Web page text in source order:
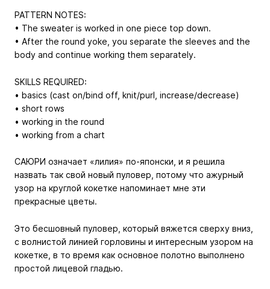
PATTERN NOTES:
• The sweater is worked in one piece top down.
• After the round yoke, you separate the sleeves and the
body and continue working them separately.
SKILLS REQUIRED:
• basics (cast on/bind off, knit/purl, increase/decrease)
• short rows
• working in the round
• working from a chart
САЮРИ означает «лилия» по-японски, и я решила
назвать так свой новый пуловер, потому что ажурный
узор на круглой кокетке напоминает мне эти
прекрасные цветы.
Это бесшовный пуловер, который вяжется сверху вниз,
с волнистой линией горловины и интересным узором на
кокетке, в то время как основное полотно выполнено
простой лицевой гладью.